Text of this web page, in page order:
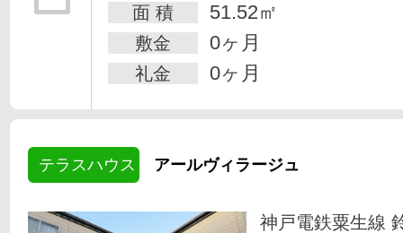
面 積 51.52㎡
敷金 0ヶ月
礼金 0ヶ月
テラスハウス アールヴィラージュ
神戸電鉄粟生線